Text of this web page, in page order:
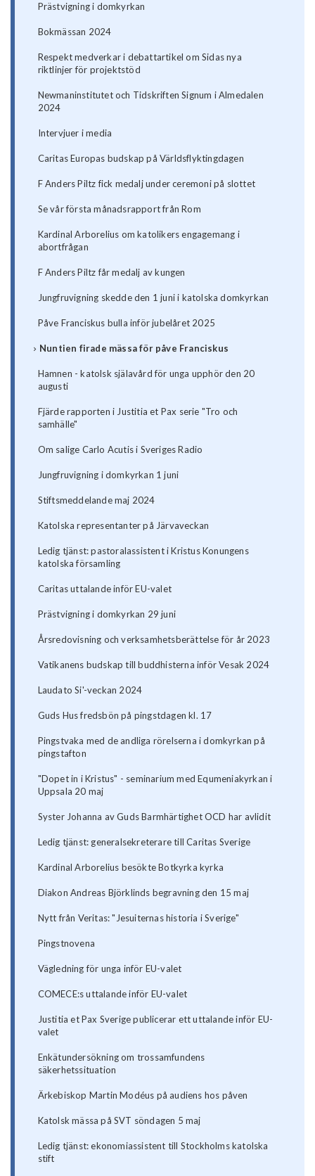
Prästvigning i domkyrkan
Bokmässan 2024
Respekt medverkar i debattartikel om Sidas nya
riktlinjer för projektstöd
Newmaninstitutet och Tidskriften Signum i Almedalen
2024
Intervjuer i media
Caritas Europas budskap på Världsflyktingdagen
F Anders Piltz fick medalj under ceremoni på slottet
Se vår första månadsrapport från Rom
Kardinal Arborelius om katolikers engagemang i
abortfrågan
F Anders Piltz får medalj av kungen
Jungfruvigning skedde den 1 juni i katolska domkyrkan
Påve Franciskus bulla inför jubelåret 2025
Nuntien firade mässa för påve Franciskus
Hamnen - katolsk själavård för unga upphör den 20
augusti
Fjärde rapporten i Justitia et Pax serie "Tro och
samhälle"
Om salige Carlo Acutis i Sveriges Radio
Jungfruvigning i domkyrkan 1 juni
Stiftsmeddelande maj 2024
Katolska representanter på Järvaveckan
Ledig tjänst: pastoralassistent i Kristus Konungens
katolska församling
Caritas uttalande inför EU-valet
Prästvigning i domkyrkan 29 juni
Årsredovisning och verksamhetsberättelse för år 2023
Vatikanens budskap till buddhisterna inför Vesak 2024
Laudato Si'-veckan 2024
Guds Hus fredsbön på pingstdagen kl. 17
Pingstvaka med de andliga rörelserna i domkyrkan på
pingstafton
"Dopet in i Kristus" - seminarium med Equmeniakyrkan i
Uppsala 20 maj
Syster Johanna av Guds Barmhärtighet OCD har avlidit
Ledig tjänst: generalsekreterare till Caritas Sverige
Kardinal Arborelius besökte Botkyrka kyrka
Diakon Andreas Björklinds begravning den 15 maj
Nytt från Veritas: "Jesuiternas historia i Sverige"
Pingstnovena
Vägledning för unga inför EU-valet
COMECE:s uttalande inför EU-valet
Justitia et Pax Sverige publicerar ett uttalande inför EU-
valet
Enkätundersökning om trossamfundens
säkerhetssituation
Ärkebiskop Martin Modéus på audiens hos påven
Katolsk mässa på SVT söndagen 5 maj
Ledig tjänst: ekonomiassistent till Stockholms katolska
stift